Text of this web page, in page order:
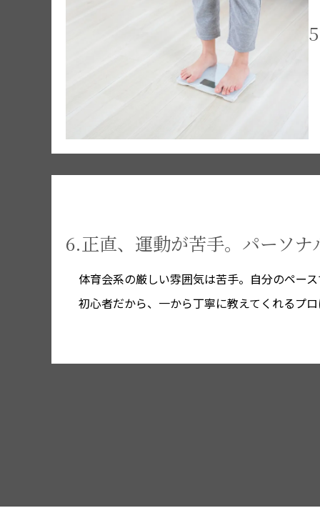
6.正直、運動が苦手。パーソ
体育会系の厳しい雰囲気は苦手。自分のペー
初心者だから、一から丁寧に教えてくれるプ